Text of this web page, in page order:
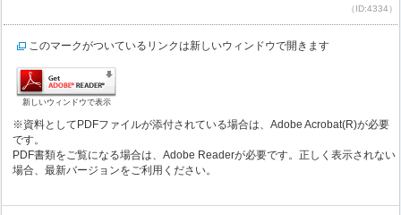
（ID:4334）
このマークがついているリンクは新しいウィンドウで開きます
新しいウィンドウで表示
※資料としてPDFファイルが添付されている場合は、Adobe Acrobat(R)が必要
です。
PDF書類をご覧になる場合は、Adobe Readerが必要です。正しく表示されない
場合、最新バージョンをご利用ください。